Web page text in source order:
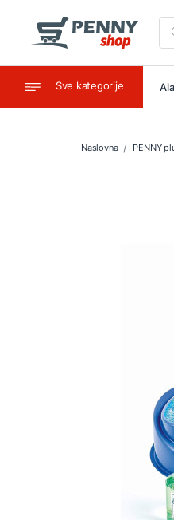
Sve kategorije
Ugostiteljstvo
Naslovna PENNY